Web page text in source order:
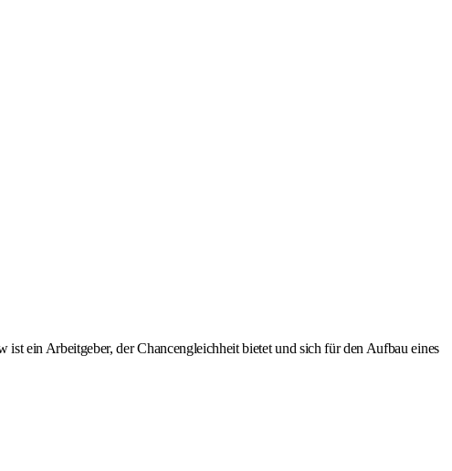
ein Arbeitgeber, der Chancengleichheit bietet und sich für den Aufbau eines